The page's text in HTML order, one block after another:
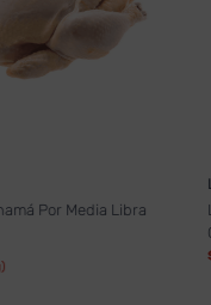
Por Media Libra